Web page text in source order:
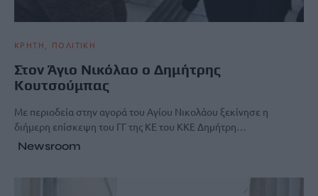
ΚΡΗΤΗ ΠΟΛΙΤΙΚΗ
Στον Άγιο Νικόλαο ο Δημήτρης
Κουτσούμπας
Με περιοδεία στην αγορά του Αγίου Νικολάου ξεκίνησε η
διήμερη επίσκεψη του ΓΓ της ΚΕ του ΚΚΕ Δημήτρη…
Newsroom